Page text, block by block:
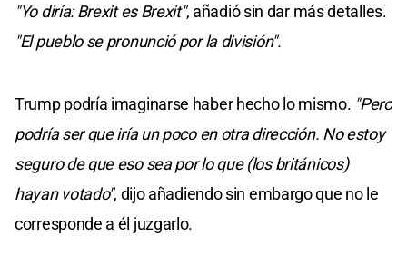
"Yo diría: Brexit es Brexit", añadió sin dar más detalles.
"El pueblo se pronunció por la división".
Trump podría imaginarse haber hecho lo mismo. "Pero
podría ser que iría un poco en otra dirección. No estoy
seguro de que eso sea por lo que (los británicos)
hayan votado", dijo añadiendo sin embargo que no le
corresponde a él juzgarlo.